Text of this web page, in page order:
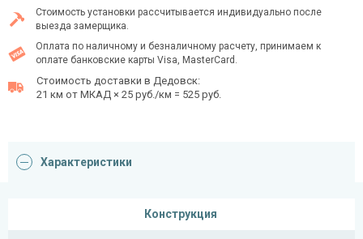
Стоимость установки рассчитывается индивидуально после
выезда замерщика.
Оплата по наличному и безналичному расчету, принимаем к
оплате банковские карты Visa, MasterCard.
Стоимость доставки в Дедовск:
21 км от МКАД × 25 руб./км = 525 руб.
Характеристики
Конструкция